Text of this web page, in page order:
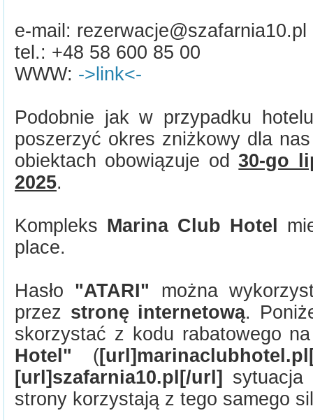
e-mail: rezerwacje@szafarnia10.pl
tel.: +48 58 600 85 00
WWW: ->link<-
Podobnie jak w przypadku
poszerzyć okres zniżkowy dla
obiektach obowiązuje od30-go
2025.
Kompleks Marina Club Hotel
place.
Hasło "ATARI" można
przez stronę internetową.
skorzystać z kodu rabatowego
Hotel" (
[url]szafarnia10.pl[/url]
sytuacja
strony korzystają z tego samego